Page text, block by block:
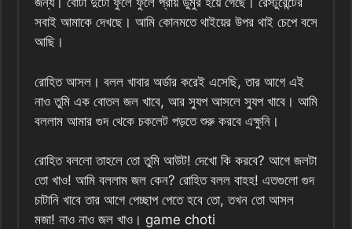
সবাই আমাকে দেখছে। আমি কোনমতে থাইয়ের উপর থাই চেপে বসে
আছি।
রোহিত আসল। বলল খাবার অর্ডার করেই এসেছি, তার আগে এই
নাও তুমি এক বোতল জল খাবে, আর স্যুপ আসলে স্যুপ খাবে। আমি
বললাম আমার গুদ থেকে চকলেট পড়তে শুরু করবে এক্ষুনি।
রোহিত বললো তাহলে তো তুমি আউট! দেখো কি করবে? আগে জলটা
তো খাও! আমি বললাম জল কেন? রোহিত বলল বাহহ! এতগুলো গুদ
চাটানি খাবে তার আগে পেচ্ছাপ পেতে হবে তো, তখন তো আসল
মজা! নাও নাও জল খাও। game choti